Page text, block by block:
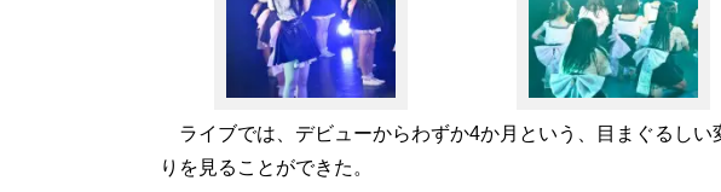
ライブでは、デビューからわずか4か月という、目まぐるしい
りを見ることができた。